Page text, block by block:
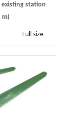
station
m)
Full size